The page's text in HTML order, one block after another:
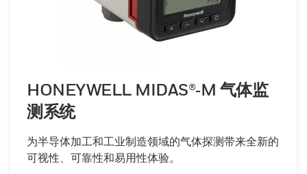
HONEYWELL MIDAS®‑M 气体监
测系统
为半导体加工和工业制造领域的气体探测带来全新的
可视性、可靠性和易用性体验。